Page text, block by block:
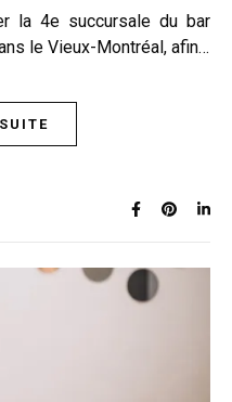
le Vieux-Montréal, afin…